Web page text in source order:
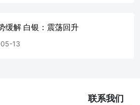
缓解 白银：震荡回升
13
联系我们